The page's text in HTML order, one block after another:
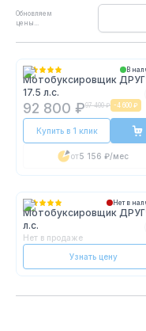
Обновляем
цены...
В
Мотобуксировщик ДРУГ
17.5 л.с.
92 800 ₽97 400 ₽ -4 600 ₽
Купить в 1 клик
от5 156 ₽/мес
Нет в
Мотобуксировщик ДРУГ
л.с.
Нет в продаже
Узнать цену